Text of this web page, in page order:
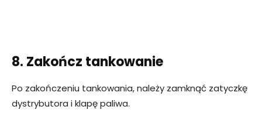
8. Zakończ tankowanie
Po zakończeniu tankowania, należy zamknąć zatyczkę
dystrybutora i klapę paliwa.